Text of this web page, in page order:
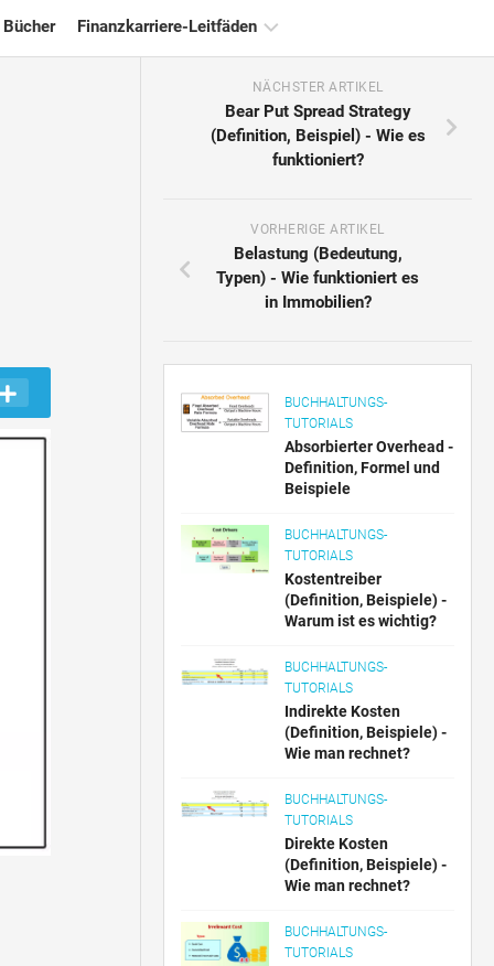
Bücher Finanzkarriere-Leitfäden
Finanzmodellierung
Risikomanagement-
NÄCHSTER ARTIKEL
Bear Put Spread Strategy
(Definition, Beispiel) - Wie es
funktioniert?
VORHERIGE ARTIKEL
Belastung (Bedeutung,
Typen) - Wie funktioniert es
in Immobilien?
BUCHHALTUNGS-
TUTORIALS
Absorbierter Overhead -
Definition, Formel und
Beispiele
BUCHHALTUNGS-
TUTORIALS
Kostentreiber
(Definition, Beispiele) -
Warum ist es wichtig?
BUCHHALTUNGS-
TUTORIALS
Indirekte Kosten
(Definition, Beispiele) -
Wie man rechnet?
BUCHHALTUNGS-
TUTORIALS
Direkte Kosten
(Definition, Beispiele) -
Wie man rechnet?
BUCHHALTUNGS-
TUTORIALS